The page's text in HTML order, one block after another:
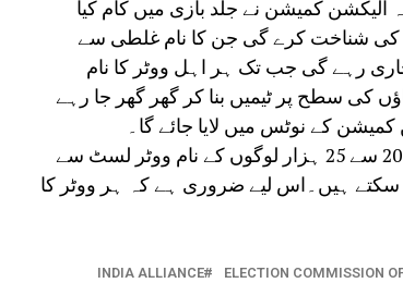
الیکشن کمیشن نے جلد بازی میں کام کیا
کی شناخت کرے گی جن کا نام غلطی سے
رہے گی جب تک ہر اہل ووٹر کا نام
کی سطح پر ٹیمیں بنا کر گھر گھر جا رہے
کے نوٹس میں لایا جائے گا۔
پرتاپ نے کہا کہ نظرثانی کے بعد ترئیاں اسمبلی حلقہ کے 20 سے 25 ہزار لوگوں کے نام ووٹر لسٹ سے
سکتے ہیں۔اس لیے ضروری ہے کہ ہر ووٹر کا
ELECTION COMMISSION
INDIA ALLIANCE